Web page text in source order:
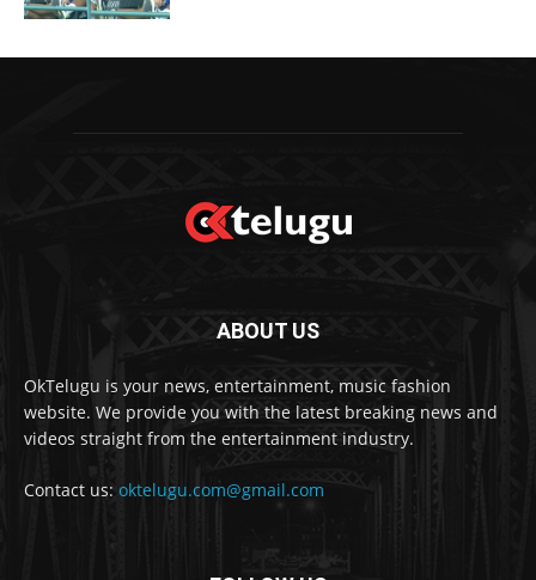
ABOUT US
OkTelugu is your news, entertainment, music fashion
website. We provide you with the latest breaking news and
videos straight from the entertainment industry.
Contact us: oktelugu.com@gmail.com